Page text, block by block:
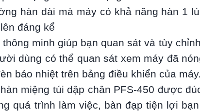
hàn dài mà máy có khả năng hàn 1
đáng kể
thông minh giúp bạn quan sát và tùy
dùng có thể quan sát xem máy đã
báo nhiệt trên bảng điều khiển của máy.
miệng túi dập chân PFS-450 được
quá trình làm việc, bàn đạp tiện lợi